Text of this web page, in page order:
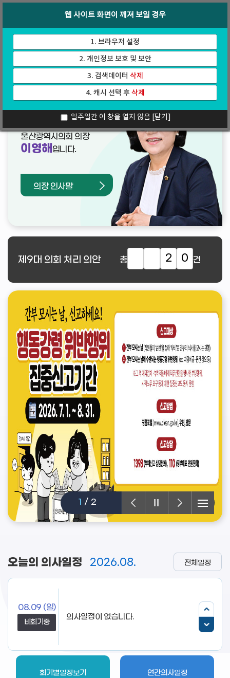
가
기
인터넷방송
웹 사이트 화면이 깨져 보일 경우
1. 브라우저 설정
2. 개인정보 보호 및 보안
3. 검색데이터 삭제
4. 캐시 선택 후삭제
일주일간 이 창을 열지 않음 [닫기]
1 / 2
열린의장실
울산광역시의회 의장
이영해 입니다.
의장 인사말
제9대 의회 처리 의안 총 2 0 건
오늘의 의사일정 2026.08.
08.09 (일)
비회기중
회기별일정보기 연간의사일정
전체일정